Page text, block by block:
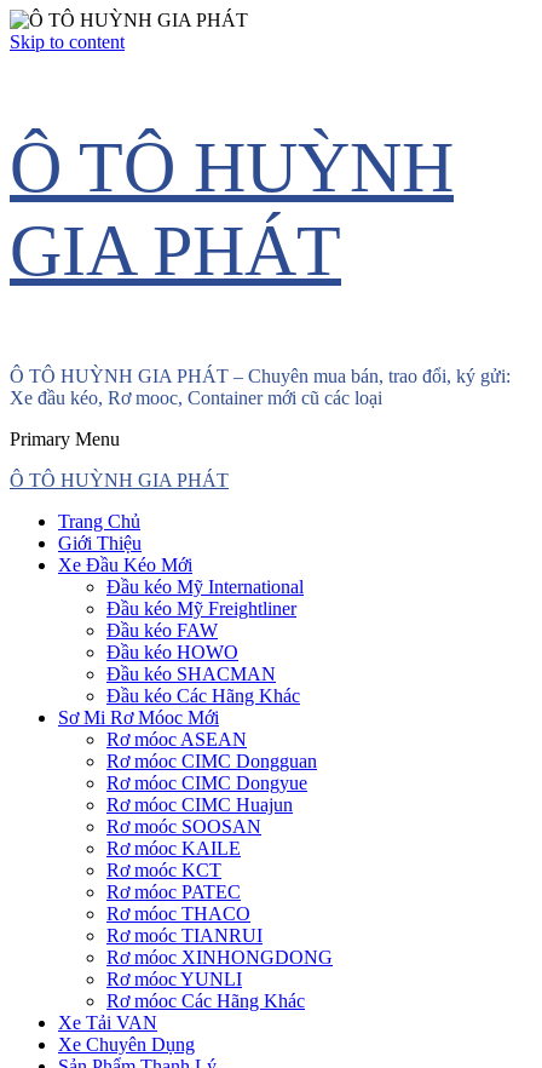
Skip to content
Ô TÔ HUỲNH
GIA PHÁT
Ô TÔ HUỲNH GIA PHÁT – Chuyên mua bán, trao đổi, ký gửi:
Xe đầu kéo, Rơ mooc, Container mới cũ các loại
Primary Menu
Ô TÔ HUỲNH GIA PHÁT
Trang Chủ
Giới Thiệu
Xe Đầu Kéo Mới
Đầu kéo Mỹ International
Đầu kéo Mỹ Freightliner
Đầu kéo FAW
Đầu kéo HOWO
Đầu kéo SHACMAN
Đầu kéo Các Hãng Khác
Sơ Mi Rơ Móoc Mới
Rơ móoc ASEAN
Rơ móoc CIMC Dongguan
Rơ móoc CIMC Dongyue
Rơ móoc CIMC Huajun
Rơ moóc SOOSAN
Rơ móoc KAILE
Rơ moóc KCT
Rơ móoc PATEC
Rơ móoc THACO
Rơ moóc TIANRUI
Rơ móoc XINHONGDONG
Rơ móoc YUNLI
Rơ móoc Các Hãng Khác
Xe Tải VAN
Xe Chuyên Dụng